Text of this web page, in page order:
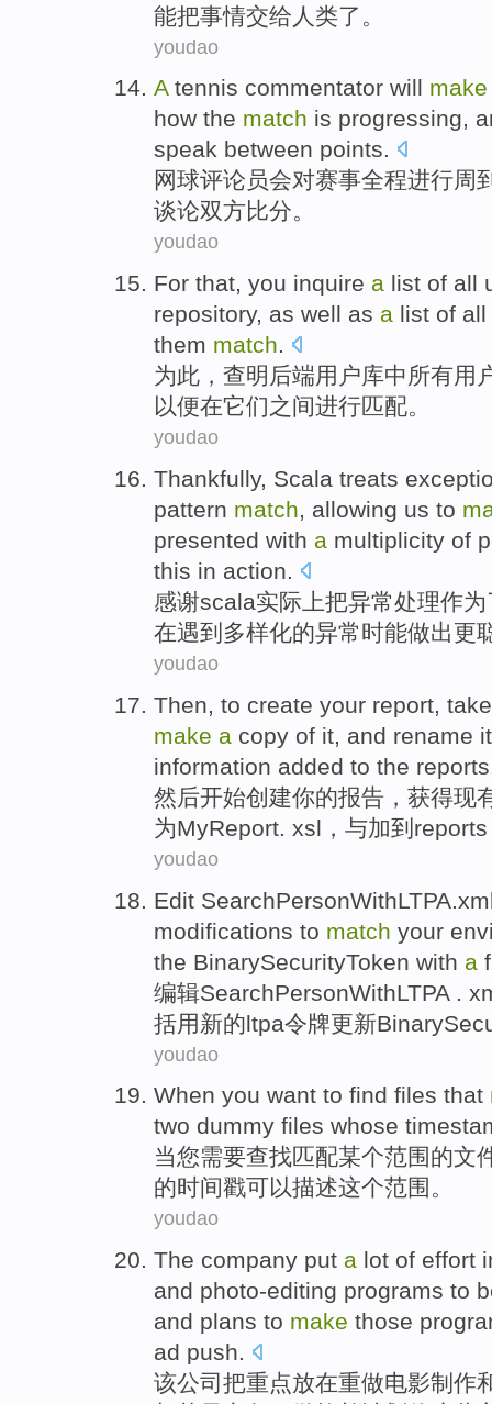
能把事情交给 人类了。
youdao
Atennis commentator will make
how the match is progressing,
speak between points.
网球评论员会对赛事全程进行周
谈论双方比分。
youdao
For that, you inquire a list of all
repository, as well as a list of
them match.
为此 ，查明 后端用户库中所有用
以便在它们之间进行匹配。
youdao
Thankfully, Scala treats
pattern match, allowing us to
presented with a multiplicity of
this in action.
感谢scala实际上把异常处理作为
在遇到 多样化的异常时能做出更
youdao
Then, to create your report, take
make a copy of it, and rename
information added to the
然后开始创建你的报告 ， 获得现
为MyReport. xsl， 与加到
youdao
Edit
modifications to match your
the BinarySecurityToken with a
编辑SearchPersonWithLTPA .
括用新的ltpa令牌更新
youdao
When you want to find files that
two dummy files whose
当您需要查找匹配某个范围的文
的时间戳可以描述这个范围。
youdao
The company put a lot of effort
and photo-editing programs to
and plans to make those
ad push.
该公司 把重点放在重做电影制作